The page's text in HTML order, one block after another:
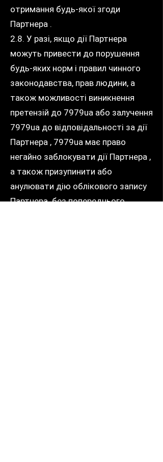
отримання будь-якої згоди
Партнера .
2.8. У разі, якщо дії Партнера
можуть привести до порушення
будь-яких норм і правил чинного
законодавства, прав людини, а
також можливості виникнення
претензій до 7979ua або залучення
7979ua до відповідальності за дії
Партнера , 7979ua має право
негайно заблокувати дії Партнера ,
а також призупинити або
анулювати дію облікового запису
Партнера без попереднього